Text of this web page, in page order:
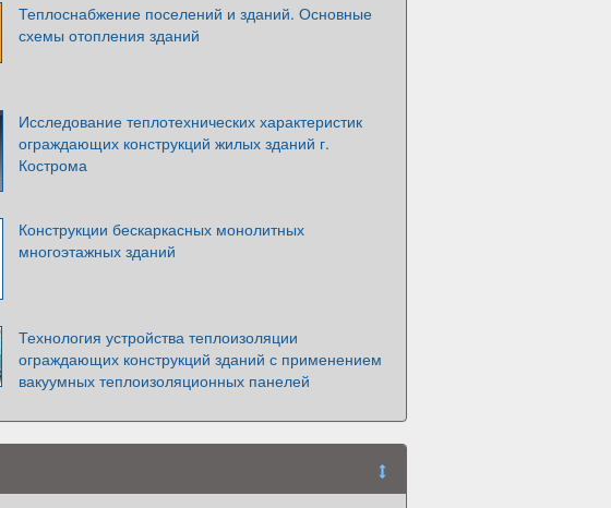
Теплоснабжение поселений и зданий. Основные
схемы отопления зданий
Исследование теплотехнических характеристик
ограждающих конструкций жилых зданий г.
Кострома
Конструкции бескаркасных монолитных
многоэтажных зданий
Технология устройства теплоизоляции
ограждающих конструкций зданий с применением
вакуумных теплоизоляционных панелей